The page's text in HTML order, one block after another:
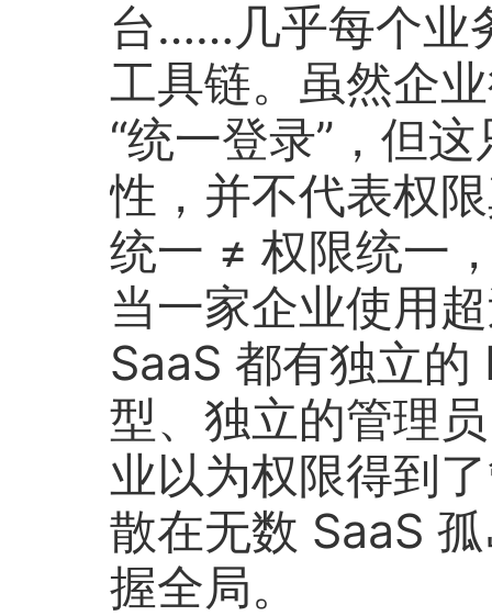
台……几乎每个业
工具链。虽然企
“统一登录”，但
性，并不代表权
统一 ≠ 权限统一
当一家企业使用
SaaS 都有独立的
型、独立的管理
业以为权限得到
散在无数 SaaS
握全局。